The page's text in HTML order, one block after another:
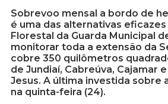
Sobrevoo mensal a bordo de
é uma das alternativas eficazes
Florestal da Guarda Municipal
monitorar toda a extensão da
cobre 350 quilômetros
de Jundiaí, Cabreúva, Cajamar
Jesus. A última investida sobre
na quinta-feira (24).